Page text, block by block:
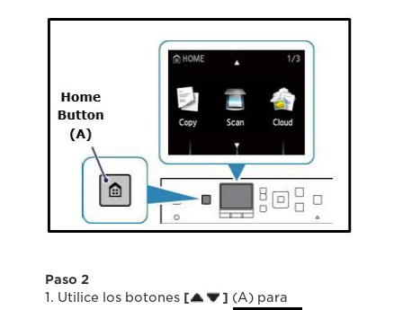
Paso 2
1. Utilice los botones [ ] (A) para